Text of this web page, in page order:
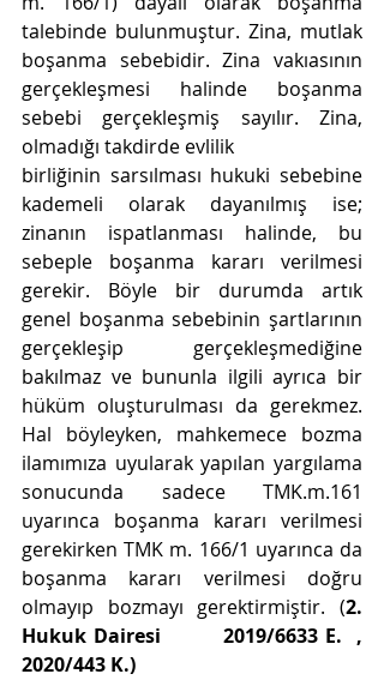
talebinde bulunmuştur. Zina, mutlak
boşanma sebebidir. Zina vakıasının
gerçekleşmesi halinde boşanma
sebebi gerçekleşmiş sayılır. Zina,
olmadığı takdirde evlilik
birliğinin sarsılması hukuki sebebine
zinanın ispatlanması halinde, bu
sebeple boşanma kararı verilmesi
gerekir. Böyle bir durumda artık
genel boşanma sebebinin şartlarının
gerçekleşip gerçekleşmediğine
bakılmaz ve bununla ilgili ayrıca bir
hüküm oluşturulması da gerekmez.
Hal böyleyken, mahkemece bozma
ilamımıza uyularak yapılan yargılama
sonucunda sadece TMK.m.161
uyarınca boşanma kararı verilmesi
gerekirken TMK m. 166/1 uyarınca da
boşanma kararı verilmesi doğru
olmayıp bozmayı gerektirmiştir. (2.
Hukuk Dairesi         2019/6633 E.  ,
2020/443 K.)